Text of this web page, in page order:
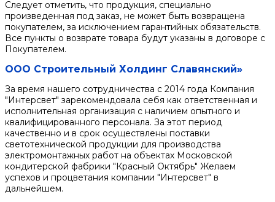
Следует отметить, что продукция, специально
произведенная под заказ, не может быть возвращена
покупателем, за исключением гарантийных обязательств.
Все пункты о возврате товара будут указаны в договоре с
Покупателем.
ООО Строительный Холдинг Славянский»
За время нашего сотрудничества с 2014 года Компания
"Интерсвет" зарекомендовала себя как ответственная и
исполнительная организация с наличием опытного и
квалифицированного персонала. За этот период
качественно и в срок осуществлены поставки
светотехнической продукции для производства
электромонтажных работ на объектах Московской
кондитерской фабрики "Красный Октябрь" Желаем
успехов и процветания компании "Интерсвет" в
дальнейшем.